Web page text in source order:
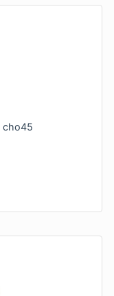
cho45